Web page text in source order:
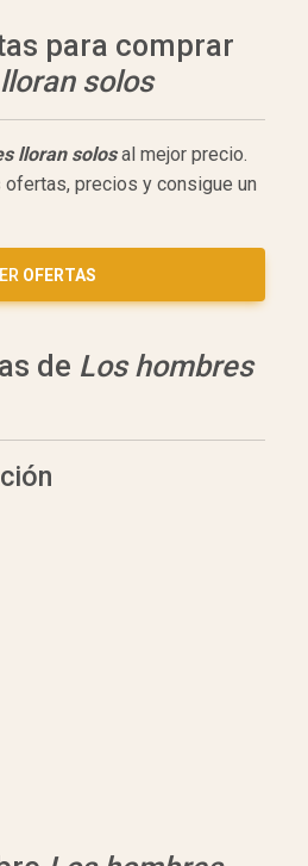
para comprar
solos
lloran solosal mejor precio.
ofertas, precios y consigue un
OFERTAS
de Los hombres